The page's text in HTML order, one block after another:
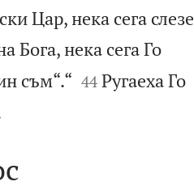
Цар, нека сега слезе
Бога, нека сега Го
съм“.“
44 Ругаеха Го
